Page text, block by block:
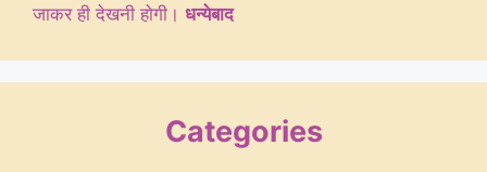
जाकर ही देखनी होगी। धन्येबाद
Categories